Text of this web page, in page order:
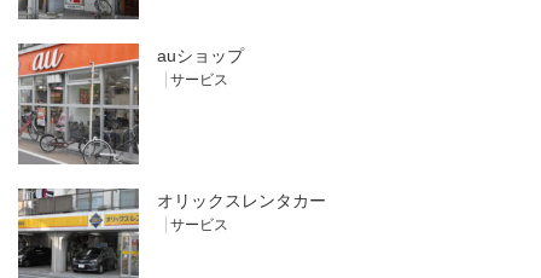
auショップ
サービス
オリックスレンタカー
サービス